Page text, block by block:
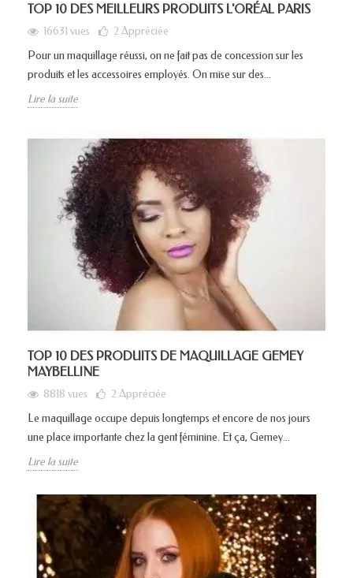
TOP 10 DES MEILLEURS PRODUITS L'ORÉAL PARIS
16631 vues 2 Appréciée
Pour un maquillage réussi, on ne fait pas de concession sur les
produits et les accessoires employés. On mise sur des...
Lire la suite
TOP 10 DES PRODUITS DE MAQUILLAGE GEMEY
MAYBELLINE
8818 vues 2 Appréciée
Le maquillage occupe depuis longtemps et encore de nos jours
une place importante chez la gent féminine. Et ça, Gemey...
Lire la suite